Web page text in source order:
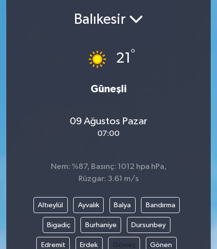
Balıkesir
21 °
Güneşli
09 Ağustos Pazar
07:00
Nem: %87, Basınç: 1012 hpa hPa,
Rüzgar: 3.61 m/s
Altıeylül Ayvalık Balya Bandırma
Bigadiç Burhaniye Dursunbey
Edremit Erdek Gömeç Gönen